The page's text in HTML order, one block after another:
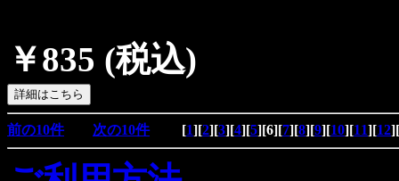
￥835 (税込)
前の10件 次の10件[1][2][3][4][5][6][7][8][9][10][11][12][